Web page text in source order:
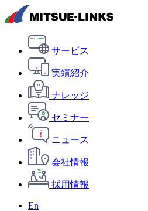
サービス
実績紹介
ナレッジ
セミナー
ニュース
会社情報
採用情報
En